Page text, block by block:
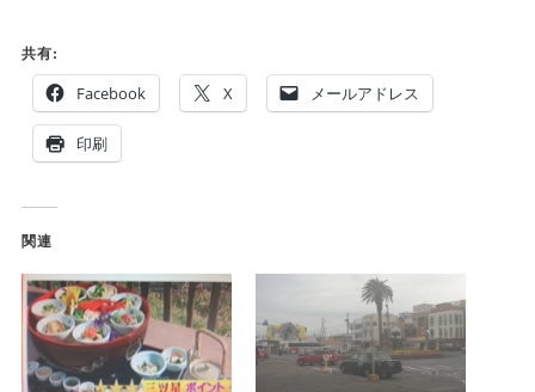
共有:
Facebook
X メールアドレス
印刷
関連